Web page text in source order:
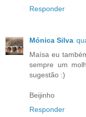
Responder
Mónica Silva
Maísa eu
sempre um
sugestão :)
Beijinho
Responder